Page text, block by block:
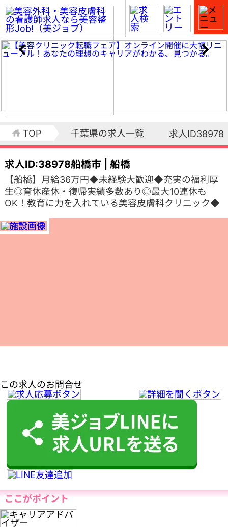
TOP 千葉県の求人一覧 求人ID38978
求人ID:38978船橋市 | 船橋
【船橋】月給36万円◆未経験大歓迎◆充実の福利厚
生◎育休産休・復帰実績多数あり◎最大10連休も
OK！教育に力を入れている美容皮膚科クリニック◆
この求人のお問合せ
ここがポイント